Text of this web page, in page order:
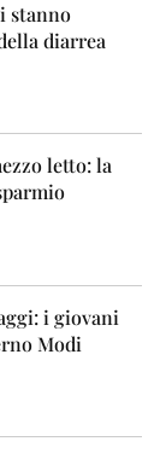
stanno
diarrea
letto: la
i giovani
Modi